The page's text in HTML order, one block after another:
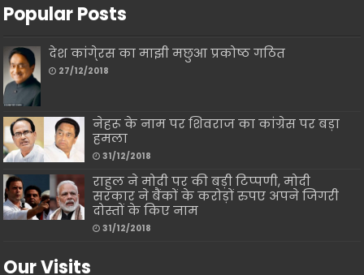
Popular Posts
देश कांगे्रस का माझी मछुआ प्रकोष्ठ गठित
27/12/2018
नेहरू के नाम पर शिवराज का कांग्रेस पर बड़ा
हमला
31/12/2018
राहुल ने मोदी पर की बड़ी टिप्पणी, मोदी
सरकार ने बैंकों के करोड़ों रुपए अपने जिगरी
दोस्तों के किए नाम
31/12/2018
Our Visits